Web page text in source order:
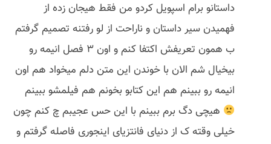
داستانو برام اسپویل کردو من فقط هیجان زده از
فهمیدن سیر داستان و ناراحت از لو رفتنه تصمیم گرفتم
ب همون تعریفش اکتفا کنم و اون 3 فصل انیمه رو
بیخیال شم الان با خوندن این متن دلم میخواد هم اون
انیمه رو ببینم هم این کتابو بخونم هم فیلمشو ببینم
هیچی دگ برم ببینم با این حس عجیبم چ کنم چون
خیلی وقته ک از دنیای فانتزیای اینجوری فاصله گرفتم و